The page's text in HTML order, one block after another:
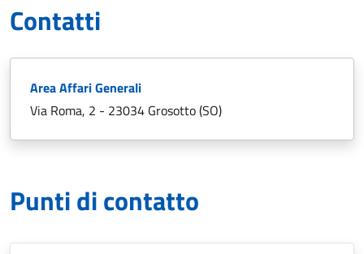
Contatti
Area Affari Generali
Via Roma, 2 - 23034 Grosotto (SO)
Punti di contatto